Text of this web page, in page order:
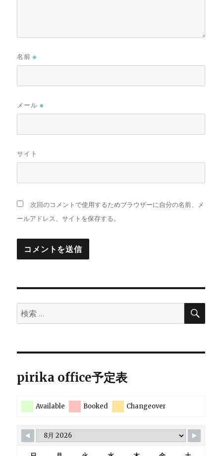
名前※
メール※
サイト
次回のコメントで使用するためブラウザーに自分の名前、メ
ールアドレス、サイトを保存する。
検
索:
検
pirika office予定表
Available Booked Changeover